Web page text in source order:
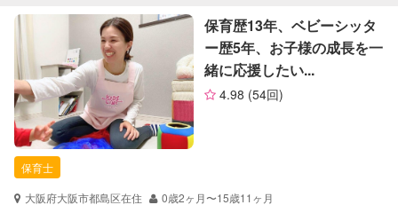
定期予約 可能
お子様の撮影
（定期特典）
対応可能
特徴 料金 レビュー
サポートの特徴
資格
企業型割引対象(旧内閣府補助対象)
自治体届出済ベビーシッター
保育士
保育歴13年、ベビーシッタ
ー歴5年、お子様の成長を一
緒に応援したい...
4.98 (54回)
保育士
大阪府大阪市都島区在住
0歳2ヶ月〜15歳11ヶ月